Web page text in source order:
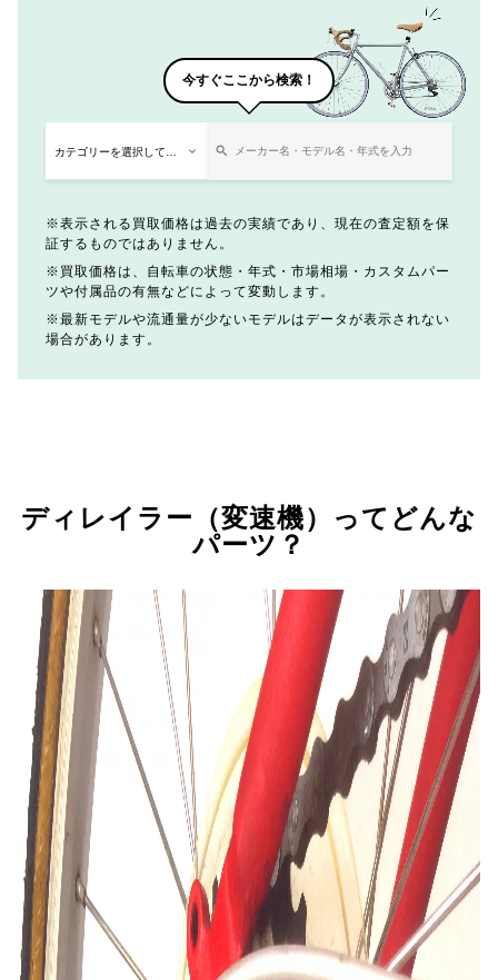
今すぐここから検索！
表示される買取価格は過去の実績であり、現在の査定額を保
証するものではありません。
買取価格は、自転車の状態・年式・市場相場・カスタムパー
ツや付属品の有無などによって変動します。
最新モデルや流通量が少ないモデルはデータが表示されない
場合があります。
ディレイラー（変速機）ってどんな
パーツ？